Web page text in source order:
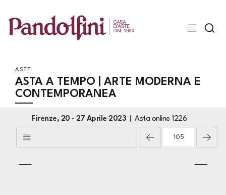
ASTE
ASTA A TEMPO | ARTE MODERNA E
CONTEMPORANEA
Firenze, 20 - 27 Aprile 2023 Asta online 1226